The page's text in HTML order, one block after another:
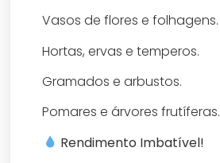
​Vasos de flores e folhagens.
​Hortas, ervas e temperos.
​Gramados e arbustos.
​Pomares e árvores frutíferas.
Rendimento Imbatível!